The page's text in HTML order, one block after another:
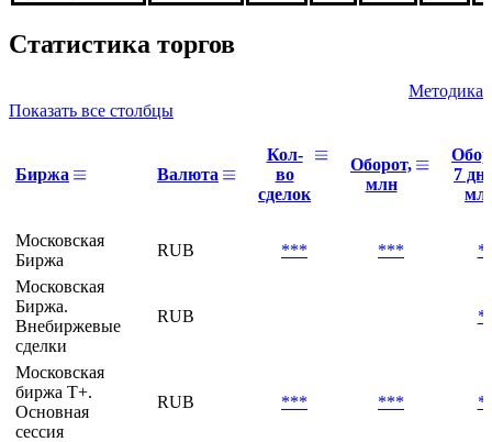
Статистика торгов
Методика
Показать все столбцы
Биржа Валюта
Кол-
во
сделок
Оборот,
млн
7
Московская
Биржа
RUB *** ***
Московская
Биржа.
Внебиржевые
сделки
RUB
Московская
биржа Т+.
Основная
сессия
RUB *** ***